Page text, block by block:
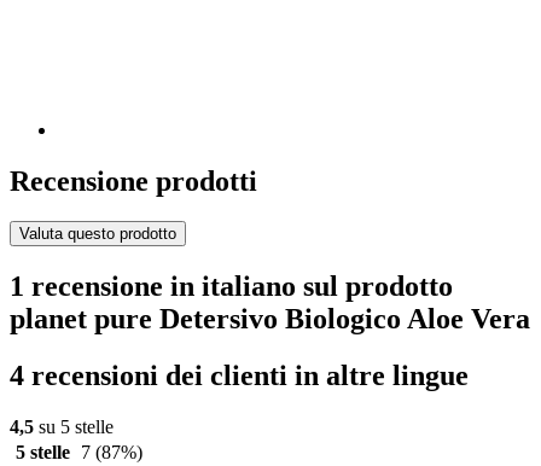
Recensione prodotti
Valuta questo prodotto
1 recensione in italiano sul prodotto
planet pure Detersivo Biologico Aloe Vera
4 recensioni dei clienti in altre lingue
4,5 su 5 stelle
5 stelle
7 (87%)